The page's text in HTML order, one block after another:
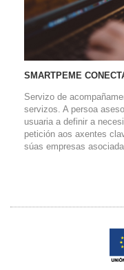
SMARTPEME
Servizo de
servizos. A persoa
usuaria a definir a
petición aos axentes
súas empresas